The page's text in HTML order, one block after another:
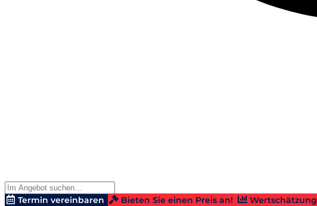
Termin vereinbaren Bieten Sie einen Preis an!
Wertschätzung